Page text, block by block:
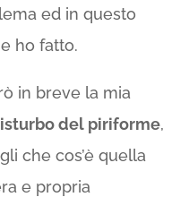
ed in questo
ho fatto.
in breve la mia
del piriforme,
che cos’è quella
e propria